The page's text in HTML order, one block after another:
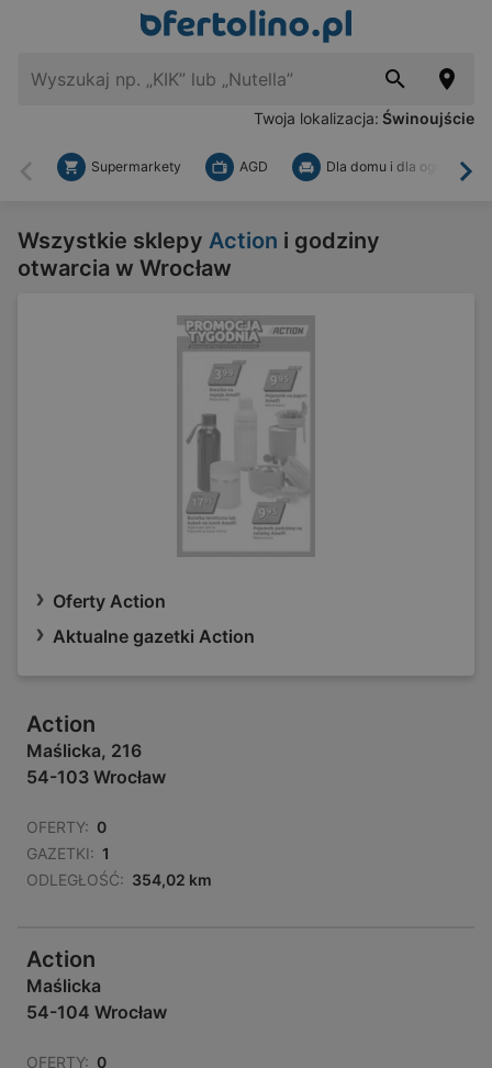
Twoja lokalizacja: Świnoujście
Wstecz
Supermarkety AGD Dla domu i dla ogrodu
Wszystkie sklepy Action i godziny
otwarcia w Wrocław
Oferty Action
Aktualne gazetki Action
Action
Maślicka, 216
54-103 Wrocław
OFERTY: 0
GAZETKI: 1
ODLEGŁOŚĆ: 354,02 km
Action
Maślicka
54-104 Wrocław
OFERTY: 0